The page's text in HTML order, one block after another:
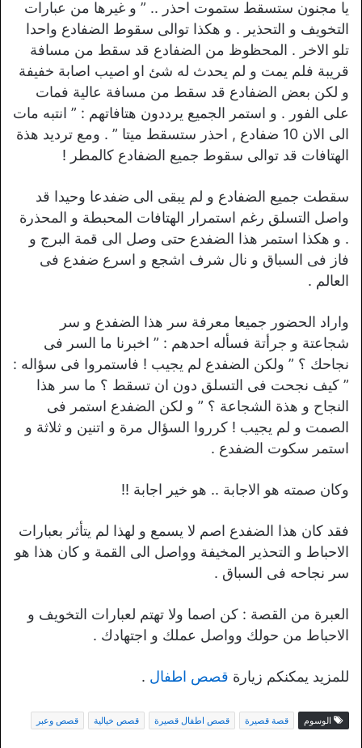
يا مجنون ستسقط ستموت احذر .. ” و غيرها من عبارات
التخويف و التحذير . و هكذا توالى سقوط الضفادع واحدا
تلو الاخر . المحظوظ من الضفادع قد سقط من مسافة
قريبة فلم يمت و لم يحدث له شئ او اصيب اصابة خفيفة
و لكن بعض الضفادع قد سقط من مسافة عالية فمات
على الفور . و استمر الجميع يرددون هتافاتهم : ” انتبه مات
الى الان 10 ضفادع , احذر ستسقط ميتا ” . ومع ترديد هذة
الهتافات قد توالى سقوط جميع الضفادع كالمطر !
سقطت جميع الضفادع و لم يبقى الى ضفدعا وحيدا قد
واصل التسلق رغم استمرار الهتافات المحبطة و المحذرة
. و هكذا استمر هذا الضفدع حتى وصل الى قمة البرج و
فاز فى السباق و نال شرف اشجع و اسرع ضفدع فى
العالم .
واراد الحضور جميعا معرفة سر هذا الضفدع و سر
شجاعتة و جرأتة فسأله احدهم : ” اخبرنا ما السر فى
نجاحك ؟ ” ولكن الضفدع لم يجيب ! فاستمروا فى سؤاله :
” كيف نجحت فى التسلق دون ان تسقط ؟ ما سر هذا
النجاح و هذة الشجاعة ؟ ” و لكن الضفدع استمر فى
الصمت و لم يجيب ! كرروا السؤال مرة و اتنين و ثلاثة و
استمر سكوت الضفدع .
وكان صمته هو الاجابة .. هو خير اجابة !!
فقد كان هذا الضفدع اصم لا يسمع و لهذا لم يتأثر بعبارات
الاحباط و التحذير المخيفة وواصل الى القمة و كان هذا هو
سر نجاحه فى السباق .
العبرة من القصة : كن اصما ولا تهتم لعبارات التخويف و
الاحباط من حولك وواصل عملك و اجتهادك .
للمزيد يمكنكم زيارة قصص اطفال .
الوسوم قصة قصيرة قصص اطفال قصيرة قصص خيالية قصص وعبر